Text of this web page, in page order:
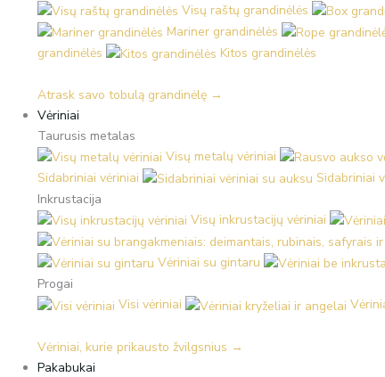
Visų raštų grandinėlės
Mariner grandinėlės
grandinėlės
Kitos grandinėlės
Atrask savo tobulą grandinėlę →
Vėriniai
Taurusis metalas
Visų metalų vėriniai
Sidabriniai vėriniai
Sidabriniai
Inkrustacija
Visų inkrustacijų vėriniai
Vėriniai su gintaru
Progai
Visi vėriniai
Vėriniai, kurie prikausto žvilgsnius →
Pakabukai